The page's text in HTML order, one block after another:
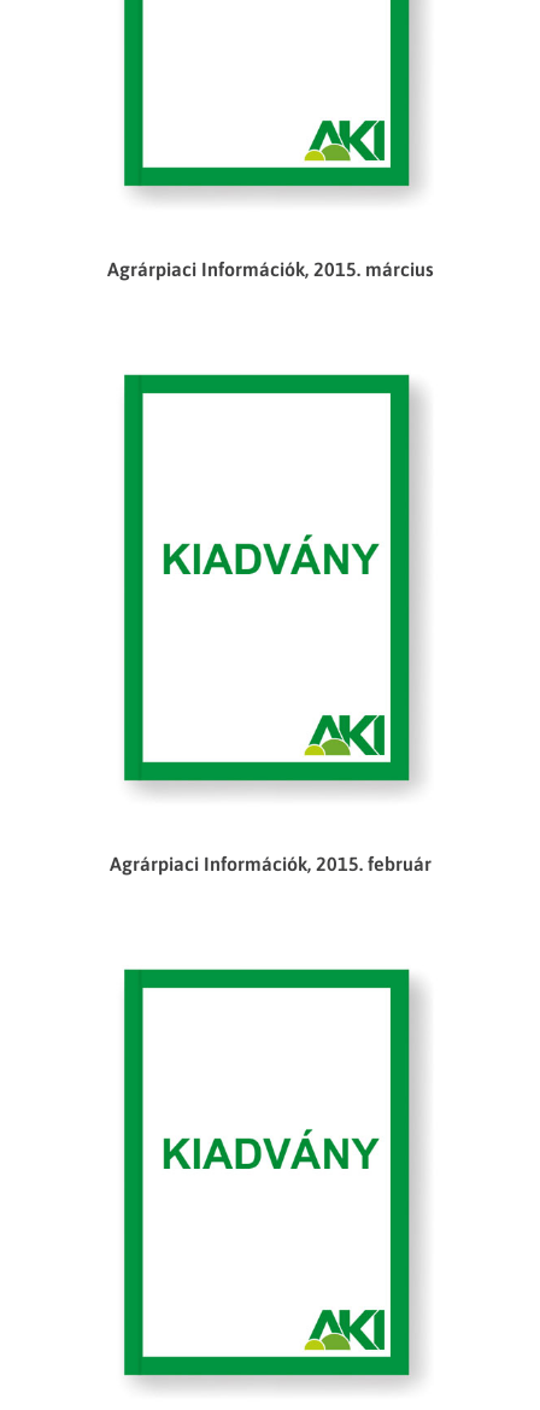
Agrárpiaci Információk, 2015. március
Agrárpiaci Információk, 2015. február